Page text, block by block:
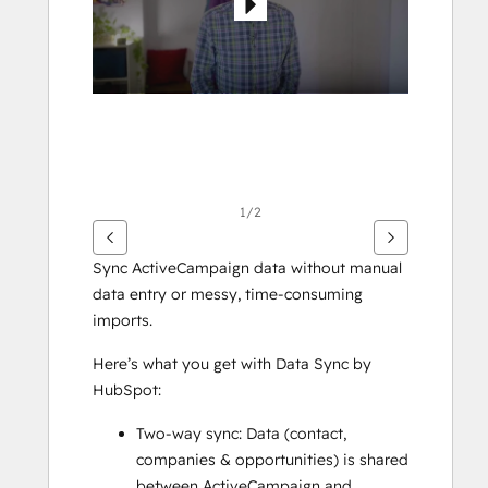
1/2
Sync ActiveCampaign data without manual
data entry or messy, time-consuming
imports.
Here’s what you get with Data Sync by
HubSpot:
Two-way sync: Data (contact,
companies & opportunities) is shared